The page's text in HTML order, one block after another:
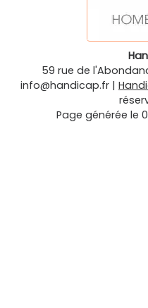
59 rue de
info@handicap.fr |
Page générée le